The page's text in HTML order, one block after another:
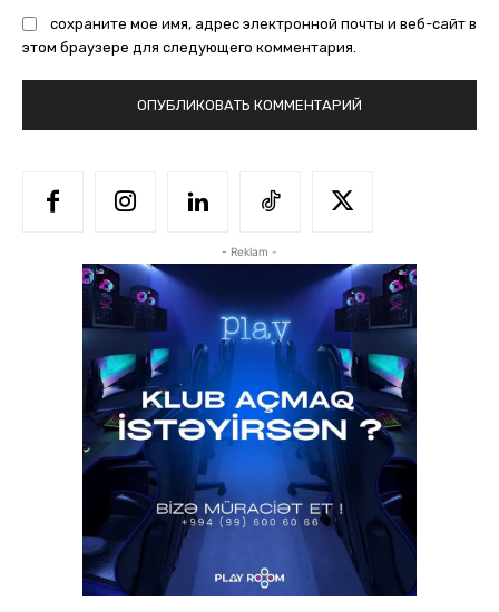
сохраните мое имя, адрес электронной почты и веб-сайт в
этом браузере для следующего комментария.
- Reklam -